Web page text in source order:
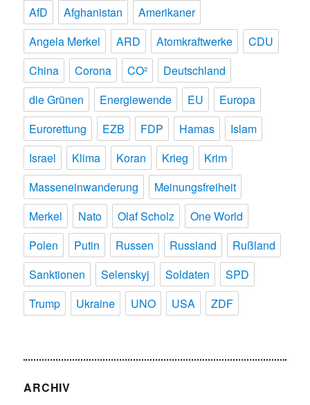
AfD Afghanistan
Amerikaner
Angela Merkel
ARD Atomkraftwerke
CDU
China
Corona CO²
Deutschland
die Grünen
Energiewende EU
Europa
Eurorettung
EZB FDP Hamas
Islam
Israel
Klima Koran Krieg
Krim
Masseneinwanderung
Meinungsfreiheit
Merkel
Nato Olaf Scholz
One World
Polen
Putin Russen Russland
Rußland
Sanktionen
Selenskyj Soldaten
SPD
Trump
Ukraine UNO USA ZDF
ARCHIV